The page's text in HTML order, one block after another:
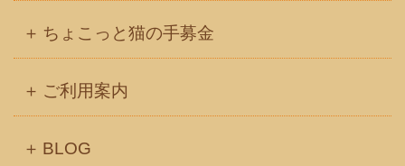
ちょこっと猫の手募金
ご利用案内
BLOG